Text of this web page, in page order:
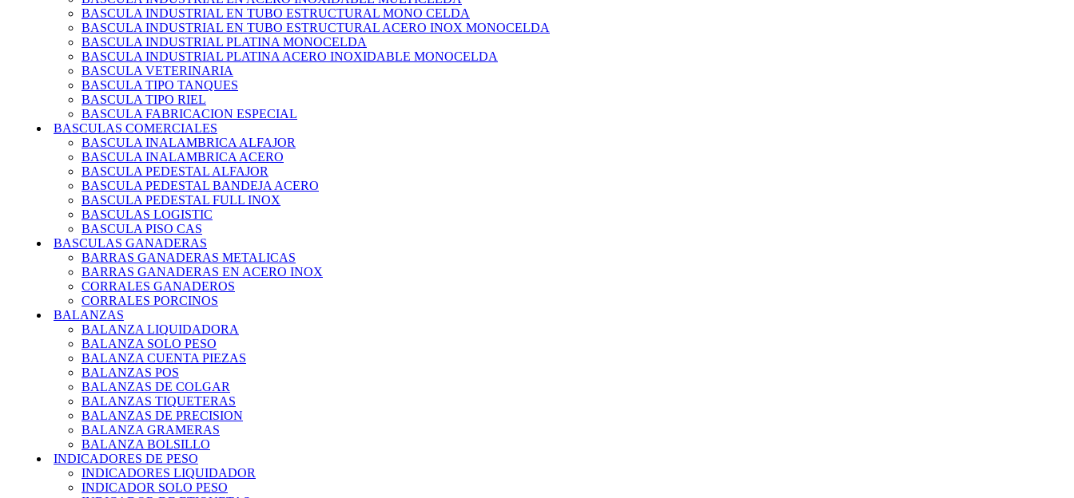
BASCULA INDUSTRIAL EN TUBO ESTRUCTURAL MONO CELDA
BASCULA INDUSTRIAL EN TUBO ESTRUCTURAL ACERO INOX MONOCELDA
BASCULA INDUSTRIAL PLATINA MONOCELDA
BASCULA INDUSTRIAL PLATINA ACERO INOXIDABLE MONOCELDA
BASCULA VETERINARIA
BASCULA TIPO TANQUES
BASCULA TIPO RIEL
BASCULA FABRICACION ESPECIAL
BASCULAS COMERCIALES
BASCULA INALAMBRICA ALFAJOR
BASCULA INALAMBRICA ACERO
BASCULA PEDESTAL ALFAJOR
BASCULA PEDESTAL BANDEJA ACERO
BASCULA PEDESTAL FULL INOX
BASCULAS LOGISTIC
BASCULA PISO CAS
BASCULAS GANADERAS
BARRAS GANADERAS METALICAS
BARRAS GANADERAS EN ACERO INOX
CORRALES GANADEROS
CORRALES PORCINOS
BALANZAS
BALANZA LIQUIDADORA
BALANZA SOLO PESO
BALANZA CUENTA PIEZAS
BALANZAS POS
BALANZAS DE COLGAR
BALANZAS TIQUETERAS
BALANZAS DE PRECISION
BALANZA GRAMERAS
BALANZA BOLSILLO
INDICADORES DE PESO
INDICADORES LIQUIDADOR
INDICADOR SOLO PESO